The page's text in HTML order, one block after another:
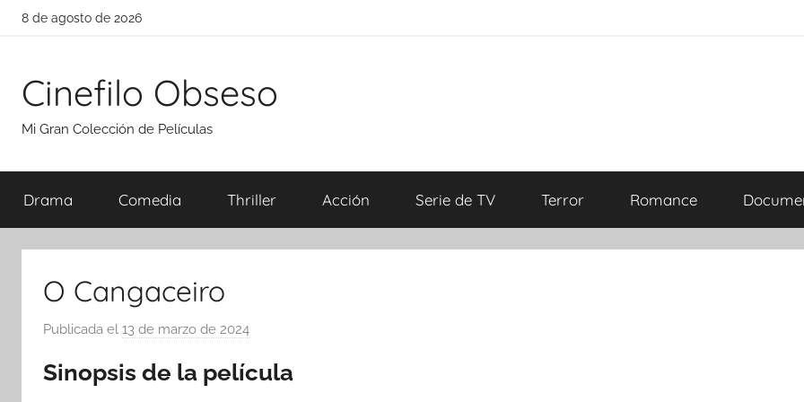
Saltar
8 de agosto de 2026
Cinefilo Obseso
Mi Gran Colección de Películas
Drama Comedia Thriller Acción Serie de TV Terror Romance
O Cangaceiro
Publicada el 13 de marzo de 2024
r
Sinopsis de la película